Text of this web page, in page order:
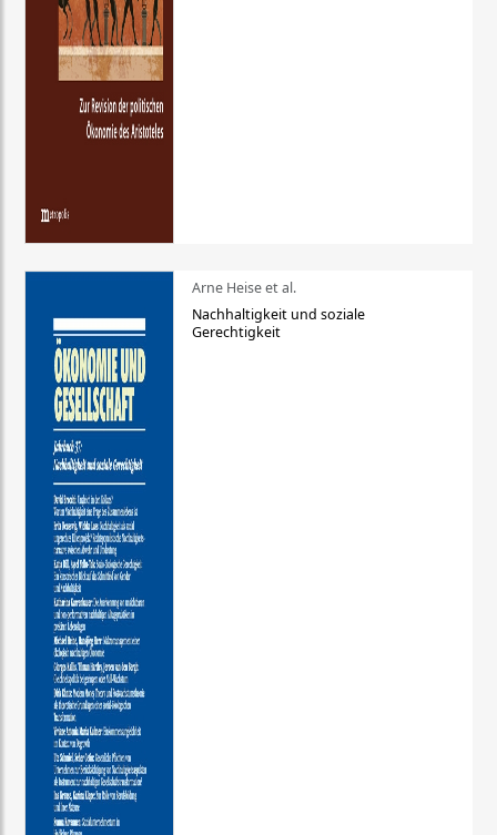
Arne Heise et al.
Nachhaltigkeit und soziale
Gerechtigkeit